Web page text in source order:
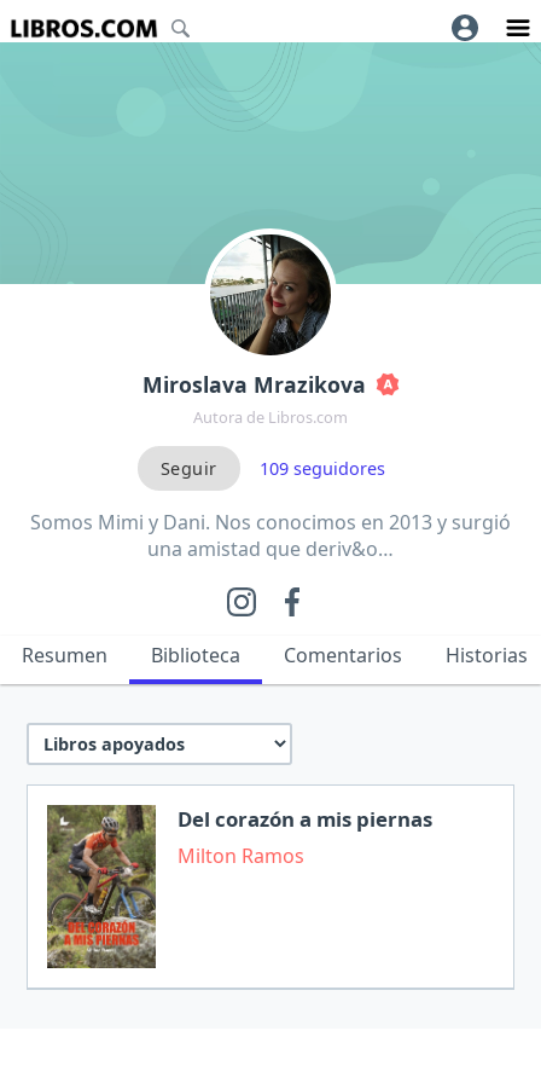
Miroslava Mrazikova
Autora de Libros.com
109seguidores
Somos Mimi y Dani. Nos conocimos en 2013 y surgió
una amistad que deriv&o…
Resumen Biblioteca Comentarios Historias
Del corazón a mis piernas
Milton Ramos